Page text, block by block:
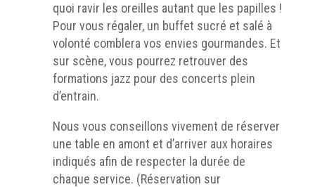
quoi ravir les oreilles autant que les papilles !
Pour vous régaler, un buffet sucré et salé à
volonté comblera vos envies gourmandes. Et
sur scène, vous pourrez retrouver des
formations jazz pour des concerts plein
d’entrain.
Nous vous conseillons vivement de réserver
une table en amont et d’arriver aux horaires
indiqués afin de respecter la durée de
chaque service. (Réservation sur